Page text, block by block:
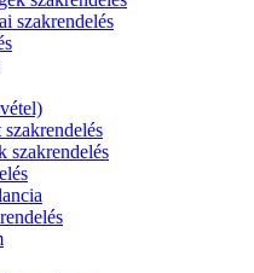
szakrendelés
szakrendelés